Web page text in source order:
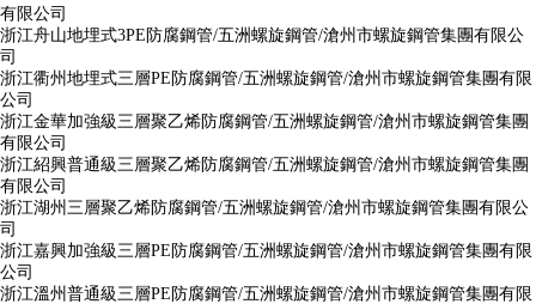
有限公司
浙江舟山地埋式3PE防腐鋼管/五洲螺旋鋼管/滄州市螺旋鋼管集團有限公
司
浙江衢州地埋式三層PE防腐鋼管/五洲螺旋鋼管/滄州市螺旋鋼管集團有限
公司
浙江金華加強級三層聚乙烯防腐鋼管/五洲螺旋鋼管/滄州市螺旋鋼管集團
有限公司
浙江紹興普通級三層聚乙烯防腐鋼管/五洲螺旋鋼管/滄州市螺旋鋼管集團
有限公司
浙江湖州三層聚乙烯防腐鋼管/五洲螺旋鋼管/滄州市螺旋鋼管集團有限公
司
浙江嘉興加強級三層PE防腐鋼管/五洲螺旋鋼管/滄州市螺旋鋼管集團有限
公司
浙江溫州普通級三層PE防腐鋼管/五洲螺旋鋼管/滄州市螺旋鋼管集團有限